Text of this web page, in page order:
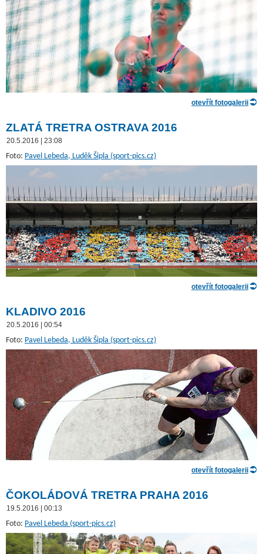
otevřít fotogalerii
ZLATÁ TRETRA OSTRAVA 2016
20.5.2016 | 23:08
Foto: Pavel Lebeda, Luděk Šipla (sport-pics.cz)
otevřít fotogalerii
KLADIVO 2016
20.5.2016 | 00:54
Foto: Pavel Lebeda, Luděk Šipla (sport-pics.cz)
otevřít fotogalerii
ČOKOLÁDOVÁ TRETRA PRAHA 2016
19.5.2016 | 00:13
Foto: Pavel Lebeda (sport-pics.cz)